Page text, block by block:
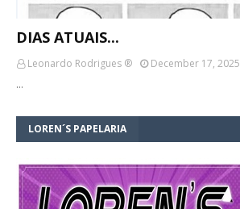
DIAS ATUAIS...
Leonardo Rodrigues ®
December 17, 2025
…
LOREN´S PAPELARIA